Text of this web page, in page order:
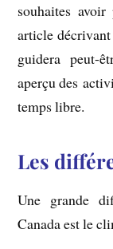
souhaites
article décrivant
guidera peut-
aperçu des
temps libre.
Les
Une grande
Canada est le